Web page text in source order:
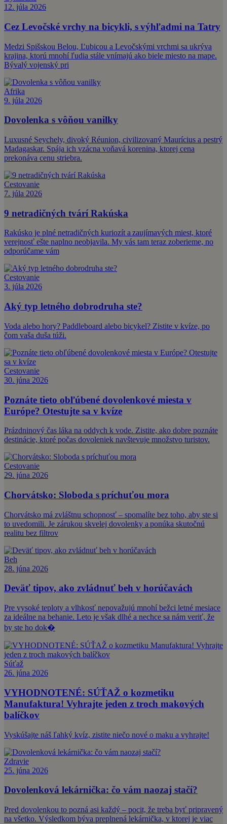
12. júla 2026
Cez Levočské vrchy na bicykli, s výhľadmi na Tatry
Medzi Spišskou Belou, Ľubicou a Levočskými vrchmi sa ukrýva
krajina, ktorú mnohí ľudia stále vnímajú ako biele miesto na mape.
Bývalý vojenský pri
Afrika
9. júla 2026
Dovolenka s vôňou vanilky
Luxusné Seychely, divoký Réunion, civilizovaný Maurícius a pestrý
Madagaskar. Spája ich vzácna voňavá korenina, ktorej cena
prekonáva cenu striebra.
Cestovanie
7. júla 2026
9 netradičných tvárí Rakúska
Rakúsko je plné netradičných kuriozít a zaujímavých miest, ktoré
verejnosť ešte naplno neobjavila. My vás tam teraz zoberieme, no
odporúčame vám
Cestovanie
3. júla 2026
Aký typ letného dobrodruha ste?
Voda alebo hory? Paddleboard alebo bicykel? Zistite v kvíze, po
čom vaša duša túži.
Cestovanie
30. júna 2026
Poznáte tieto obľúbené dovolenkové miesta v
Európe? Otestujte sa v kvíze
Prázdninový čas láka na oddych k vode. Zistite, ako dobre poznáte
destinácie, ktoré počas dovoleniek navštevuje množstvo turistov.
Cestovanie
29. júna 2026
Chorvátsko: Sloboda s príchuťou mora
Chorvátsko má zvláštnu schopnosť – spomalíte bez toho, aby ste si
to uvedomili. Je zárukou skvelej dovolenky a ponúka skutočnú
realitu bez filtrov
Beh
28. júna 2026
Deväť tipov, ako zvládnuť beh v horúčavách
Pre vysoké teploty a vlhkosť nepovažujú mnohí bežci letné mesiace
za ideálne na behanie. Leto je však dlhé a nechce sa nám veriť, že
by ste ho dok�
Súťaž
26. júna 2026
VYHODNOTENÉ: SÚŤAŽ o kozmetiku
Manufaktura! Vyhrajte jeden z troch makových
balíčkov
Vyskúšajte náš ľahký kvíz, zistite niečo nové o maku a vyhrajte!
Zdravie
25. júna 2026
Dovolenková lekárnička: čo vám naozaj stačí?
Pred dovolenkou to pozná asi každý – pocit, že treba byť pripravený
na všetko. Výsledkom býva preplnená lekárnička, v ktorej je viac